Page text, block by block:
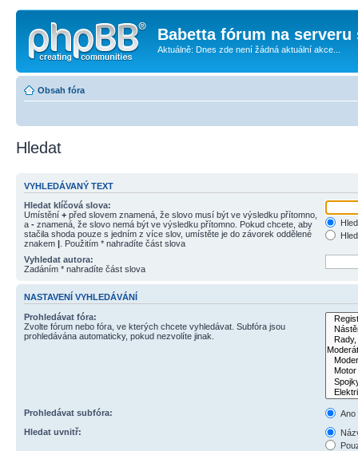
Babetta fórum na serveru
Aktuálně: Dnes zde není žádná aktuální akce...
Obsah fóra
Hledat
VYHLEDÁVANÝ TEXT
Hledat klíčová slova:
Umístění + před slovem znamená, že slovo musí být ve výsledku přítomno,
a - znamená, že slovo nemá být ve výsledku přítomno. Pokud chcete, aby
stačila shoda pouze s jedním z více slov, umístěte je do závorek oddělené
znakem | . Použitím * nahradíte část slova
Vyhledat autora:
Zadáním * nahradíte část slova
NASTAVENÍ VYHLEDÁVÁNÍ
Prohledávat fóra:
Zvolte fórum nebo fóra, ve kterých chcete vyhledávat. Subfóra jsou
prohledávána automaticky, pokud nezvolíte jinak.
Prohledávat subfóra:
Ano
Hledat uvnitř: